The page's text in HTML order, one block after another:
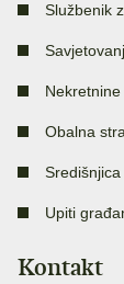
Službenik
Obalna
Upiti
Kontakt